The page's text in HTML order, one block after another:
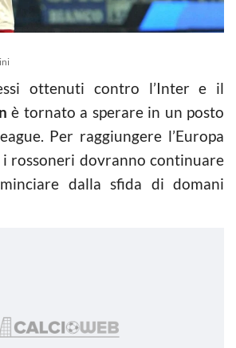
ottenuti contro l’Inter e il
è tornato a sperare in un posto
Per raggiungere l’Europa
i rossoneri dovranno continuare
dalla sfida di domani